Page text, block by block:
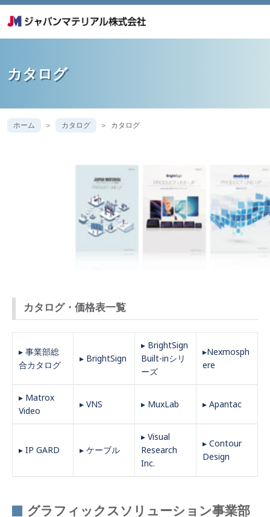
カタログ
ホーム カタログ カタログ
カタログ・価格表一覧
▸ 事業部総
合カタログ
▸ BrightSign
▸ BrightSign
Built-inシリ
ーズ
▸Nexmosph
ere
▸ Matrox
Video
▸ VNS ▸ MuxLab ▸ Apantac
▸ IP GARD ▸ ケーブル
▸ Visual
Research
Inc.
▸ Contour
Design
グラフィックスソリューション事業部